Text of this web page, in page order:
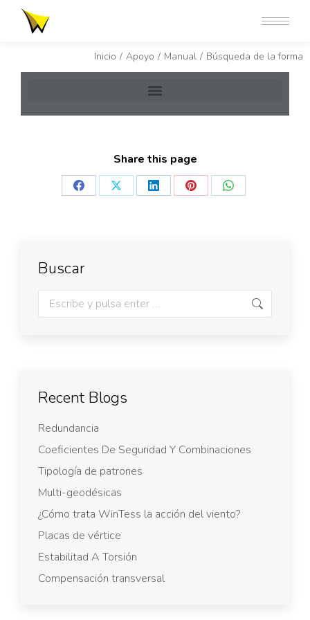
Inicio Apoyo Manual Búsqueda de la forma
Share this page
Buscar
Recent Blogs
Redundancia
Coeficientes De Seguridad Y Combinaciones
Tipología de patrones
Multi-geodésicas
¿Cómo trata WinTess la acción del viento?
Placas de vértice
Estabilitad A Torsión
Compensación transversal